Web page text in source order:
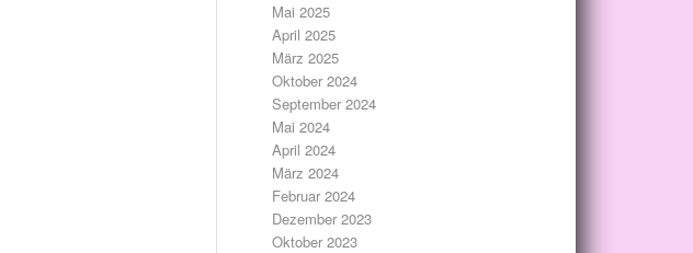
Mai 2025
April 2025
März 2025
Oktober 2024
September 2024
Mai 2024
April 2024
März 2024
Februar 2024
Dezember 2023
Oktober 2023